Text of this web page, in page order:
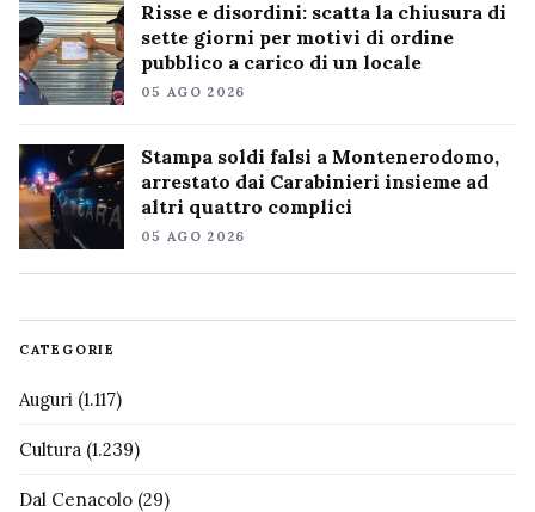
Risse e disordini: scatta la chiusura di
sette giorni per motivi di ordine
pubblico a carico di un locale
05 AGO 2026
Stampa soldi falsi a Montenerodomo,
arrestato dai Carabinieri insieme ad
altri quattro complici
05 AGO 2026
CATEGORIE
Auguri (1.117)
Cultura (1.239)
Dal Cenacolo (29)